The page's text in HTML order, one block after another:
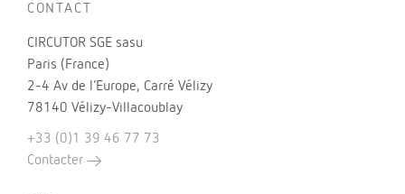
CONTACT
CIRCUTOR SGE sasu
Paris (France)
2-4 Av de l’Europe, Carré Vélizy
78140 Vélizy-Villacoublay
+33 (0)1 39 46 77 73
Contacter